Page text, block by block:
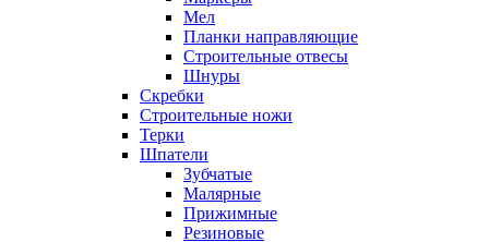
Мел
Планки направляющие
Строительные отвесы
Шнуры
Скребки
Строительные ножи
Терки
Шпатели
Зубчатые
Малярные
Прижимные
Резиновые